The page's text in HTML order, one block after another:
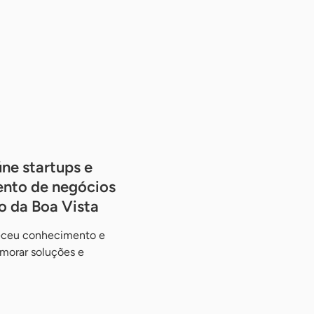
startups e
de negócios
da Boa Vista
conhecimento e
soluções e